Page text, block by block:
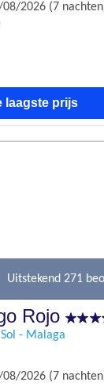
2026 (7
laagste prijs
Uitstekend 271
Rojo
- Malaga
2026 (7